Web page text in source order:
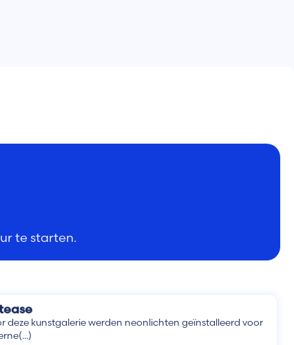
te starten.
deze kunstgalerie werden neonlichten geïnstalleerd voor